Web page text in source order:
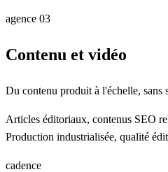
agence 03
Contenu et vidéo
Du contenu produit à l'échelle, sans
Articles éditoriaux, contenus SEO
Production industrialisée, qualité
cadence